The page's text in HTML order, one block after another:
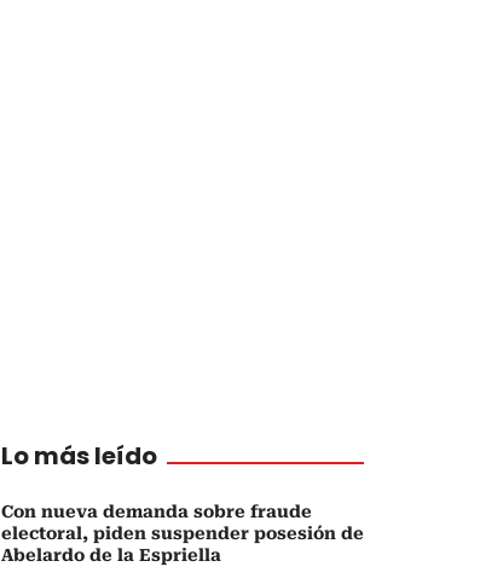
Lo más leído
Con nueva demanda sobre fraude
electoral, piden suspender posesión de
Abelardo de la Espriella